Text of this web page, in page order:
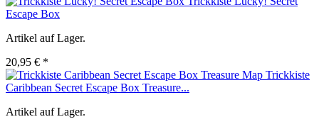
Escape Box
Artikel auf Lager.
20,95 € *
Trickkiste
Caribbean Secret Escape Box Treasure...
Artikel auf Lager.